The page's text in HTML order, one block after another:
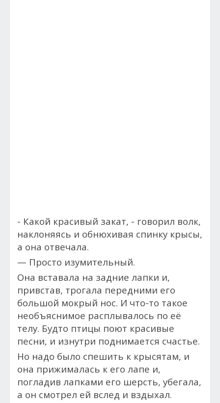
- Какой красивый закат, - говорил волк,
наклоняясь и обнюхивая спинку крысы,
а она отвечала.
— Просто изумительный.
Она вставала на задние лапки и,
привстав, трогала передними его
большой мокрый нос. И что-то такое
необъяснимое расплывалось по её
телу. Будто птицы поют красивые
песни, и изнутри поднимается счастье.
Но надо было спешить к крысятам, и
она прижималась к его лапе и,
погладив лапками его шерсть, убегала,
а он смотрел ей вслед и вздыхал.